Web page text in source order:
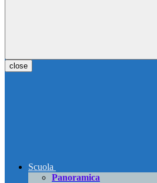
close
Scuola
Panoramica